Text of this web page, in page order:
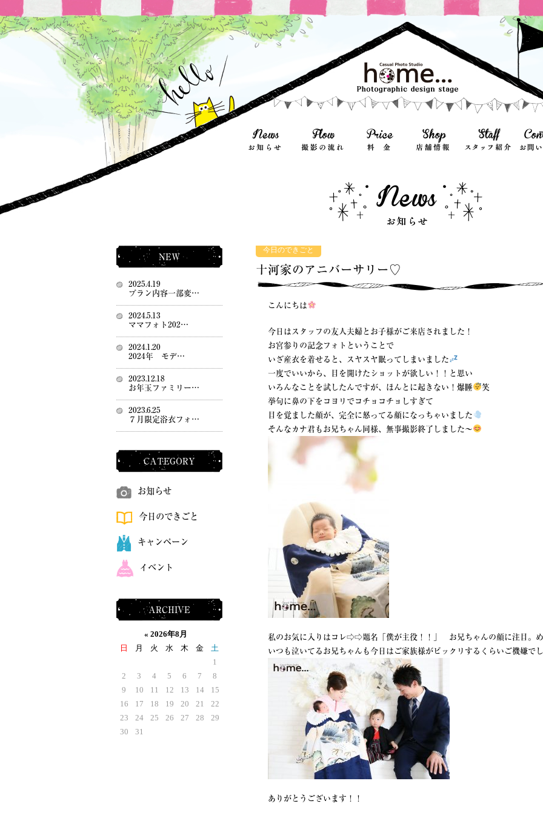
今日のできごと
十河家のアニバーサリー♡
こんにちは
今日はスタッフの友人夫婦とお子様がご来店されました！
お宮参りの記念フォトということで
いざ産衣を着せると、スヤスヤ眠ってしまいました
一度でいいから、目を開けたショットが欲しい！！と思い
いろんなことを試したんですが、ほんとに起きない！爆睡
笑
挙句に鼻の下をコヨリでコチョコチョしすぎて
目を覚ました顔が、完全に怒ってる顔になっちゃいました
そんなカナ君もお兄ちゃん同様、無事撮影終了しました〜
私のお気に入りはコレ⇨⇨題名「僕が主役！！」 お兄ちゃんの顔に注目。
いつも泣いてるお兄ちゃんも今日はご家族様がビックリするくらいご機嫌で
ありがとうございます！！
NEW
2025.4.19
プラン内容一部変…
2024.5.13
ママフォト202…
2024.1.20
2024年 モデ…
2023.12.18
お年玉ファミリー…
2023.6.25
７月限定浴衣フォ…
CATEGORY
お知らせ
今日のできごと
キャンペーン
イベント
ARCHIVE
« 2026年8月
日
月 火 水 木 金
土
1
2
3 4 5 6 7
8
9
10 11 12 13 14
15
16
17 18 19 20 21
22
23
24 25 26 27 28
29
30
31